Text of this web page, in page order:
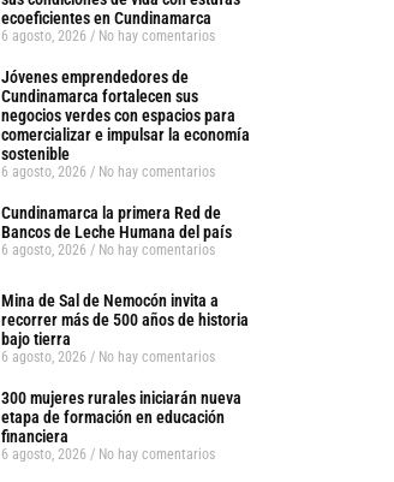
ecoeficientes en Cundinamarca
6 agosto, 2026 No hay comentarios
Jóvenes emprendedores de
Cundinamarca fortalecen sus
negocios verdes con espacios para
comercializar e impulsar la economía
sostenible
6 agosto, 2026 No hay comentarios
Cundinamarca la primera Red de
Bancos de Leche Humana del país
6 agosto, 2026 No hay comentarios
Mina de Sal de Nemocón invita a
recorrer más de 500 años de historia
bajo tierra
6 agosto, 2026 No hay comentarios
300 mujeres rurales iniciarán nueva
etapa de formación en educación
financiera
6 agosto, 2026 No hay comentarios